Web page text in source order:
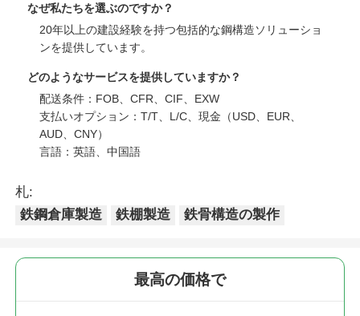
なぜ私たちを選ぶのですか？
20年以上の建設経験を持つ包括的な鋼構造ソリューショ
ンを提供しています。
どのようなサービスを提供していますか？
配送条件：FOB、CFR、CIF、EXW
支払いオプション：T/T、L/C、現金（USD、EUR、
AUD、CNY）
言語：英語、中国語
札:
鉄鋼倉庫製造
鉄棚製造 鉄骨構造の製作
最高の価格で